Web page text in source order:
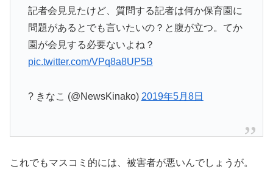
記者会見見たけど、質問する記者は何か保育園に
問題があるとでも言いたいの？と腹が立つ。てか
園が会見する必要ないよね？
pic.twitter.com/VPq8a8UP5B
? きなこ (@NewsKinako) 2019年5月8日
これでもマスコミ的には、被害者が悪いんでしょうが。